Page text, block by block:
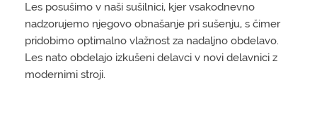
Les posušimo v naši sušilnici, kjer vsakodnevno
nadzorujemo njegovo obnašanje pri sušenju, s čimer
pridobimo optimalno vlažnost za nadaljno obdelavo.
Les nato obdelajo izkušeni delavci v novi delavnici z
modernimi stroji.